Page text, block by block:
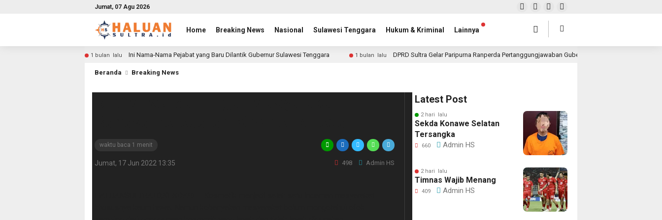
Jumat, 07 Agu 2026
Home Breaking News Nasional Sulawesi Tenggara Hukum & Kriminal Lainnya
1 bulan lalu Ini Nama-Nama Pejabat yang Baru Dilantik Gubernur Sulawesi Tenggara 1 bulan lalu DPRD Sultra Gelar Paripurna Ranperda Pertanggungjawaban Gubernur 2025, Realisasi APBD
Beranda Breaking News
waktu baca 1 menit
Jumat, 17 Jun 2022 13:35 498 Admin HS
Latest Post
2 hari lalu
Sekda Konawe Selatan
Tersangka
660 Admin HS
2 hari lalu
Timnas Wajib Menang
409 Admin HS